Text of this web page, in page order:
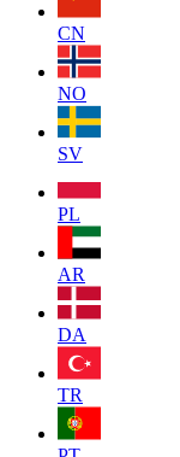
CN
NO
SV
PL
AR
DA
TR